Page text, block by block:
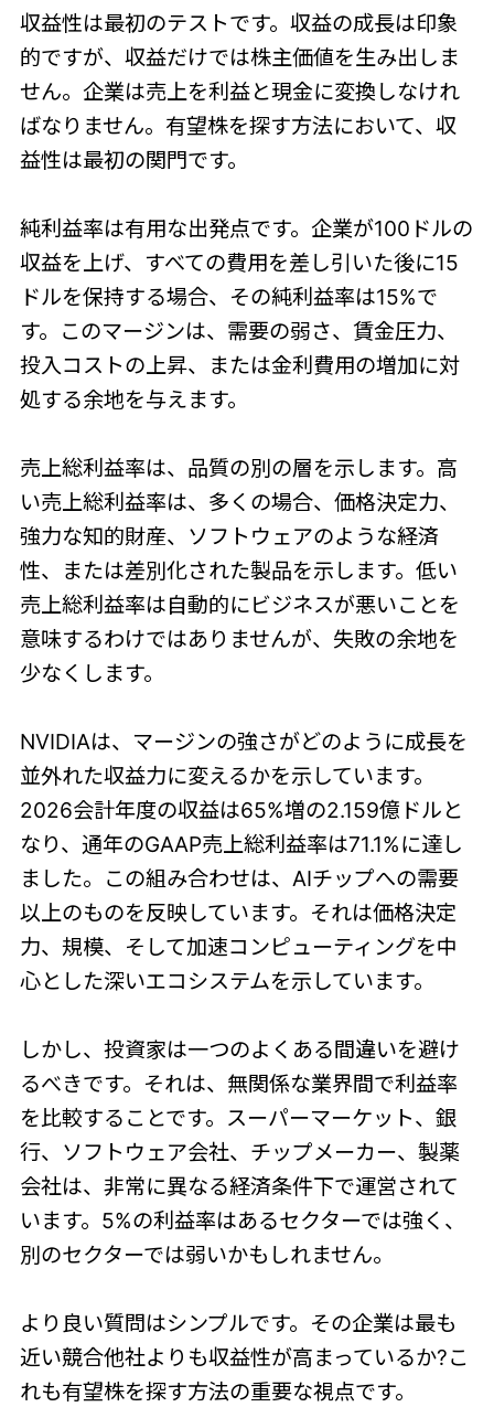
収益性は最初のテストです。収益の成長は印象
的ですが、収益だけでは株主価値を生み出しま
せん。企業は売上を利益と現金に変換しなけれ
ばなりません。有望株を探す方法において、収
益性は最初の関門です。
純利益率は有用な出発点です。企業が100ドルの
収益を上げ、すべての費用を差し引いた後に15
ドルを保持する場合、その純利益率は15%で
す。このマージンは、需要の弱さ、賃金圧力、
投入コストの上昇、または金利費用の増加に対
処する余地を与えます。
売上総利益率は、品質の別の層を示します。高
い売上総利益率は、多くの場合、価格決定力、
強力な知的財産、ソフトウェアのような経済
性、または差別化された製品を示します。低い
売上総利益率は自動的にビジネスが悪いことを
意味するわけではありませんが、失敗の余地を
少なくします。
NVIDIAは、マージンの強さがどのように成長を
並外れた収益力に変えるかを示しています。
2026会計年度の収益は65%増の2.159億ドルと
なり、通年のGAAP売上総利益率は71.1%に達し
ました。この組み合わせは、AIチップへの需要
以上のものを反映しています。それは価格決定
力、規模、そして加速コンピューティングを中
心とした深いエコシステムを示しています。
しかし、投資家は一つのよくある間違いを避け
るべきです。それは、無関係な業界間で利益率
を比較することです。スーパーマーケット、銀
行、ソフトウェア会社、チップメーカー、製薬
会社は、非常に異なる経済条件下で運営されて
います。5%の利益率はあるセクターでは強く、
別のセクターでは弱いかもしれません。
より良い質問はシンプルです。その企業は最も
近い競合他社よりも収益性が高まっているか?こ
れも有望株を探す方法の重要な視点です。